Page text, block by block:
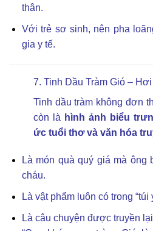
thân.
Với trẻ sơ sinh, nên pha
gia y tế.
7. Tinh Dầu Tràm Gió –
Tinh dầu tràm không đơn
còn là hình ảnh biểu
ức tuổi thơ và văn hóa
Là món quà quý giá mà ông
cháu.
Là vật phẩm luôn có trong “túi
Là câu chuyện được truyền